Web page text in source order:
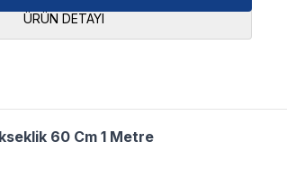
ÜRÜN DETAYI
60 Cm 1 Metre